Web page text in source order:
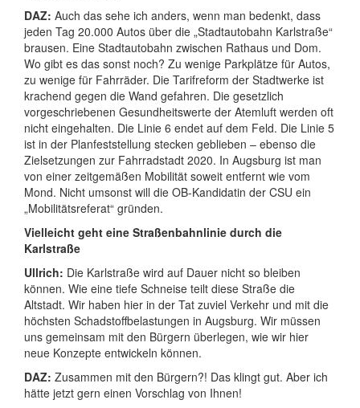
DAZ: Auch das sehe ich anders, wenn man bedenkt, dass
jeden Tag 20.000 Autos über die „Stadtautobahn Karlstraße“
brausen. Eine Stadtautobahn zwischen Rathaus und Dom.
Wo gibt es das sonst noch? Zu wenige Parkplätze für Autos,
zu wenige für Fahrräder. Die Tarifreform der Stadtwerke ist
krachend gegen die Wand gefahren. Die gesetzlich
vorgeschriebenen Gesundheitswerte der Atemluft werden oft
nicht eingehalten. Die Linie 6 endet auf dem Feld. Die Linie 5
ist in der Planfeststellung stecken geblieben – ebenso die
Zielsetzungen zur Fahrradstadt 2020. In Augsburg ist man
von einer zeitgemäßen Mobilität soweit entfernt wie vom
Mond. Nicht umsonst will die OB-Kandidatin der CSU ein
„Mobilitätsreferat“ gründen.
Vielleicht geht eine Straßenbahnlinie durch die
Karlstraße
Ullrich: Die Karlstraße wird auf Dauer nicht so bleiben
können. Wie eine tiefe Schneise teilt diese Straße die
Altstadt. Wir haben hier in der Tat zuviel Verkehr und mit die
höchsten Schadstoffbelastungen in Augsburg. Wir müssen
uns gemeinsam mit den Bürgern überlegen, wie wir hier
neue Konzepte entwickeln können.
DAZ: Zusammen mit den Bürgern?! Das klingt gut. Aber ich
hätte jetzt gern einen Vorschlag von Ihnen!